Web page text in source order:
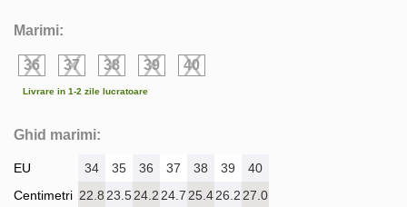
Marimi:
36 37 38 39 40
Livrare in 1-2 zile lucratoare
Ghid marimi:
EU
Centimetri
34 35 36 37 38 39
40
22.8 23.524.2 24.7 25.426.2 27.0